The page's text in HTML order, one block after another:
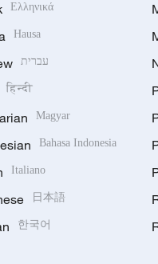
Ελληνικά
Hausa
עברית
हिन्दी
Magyar
Bahasa Indonesia
Italiano
日本語
한국어